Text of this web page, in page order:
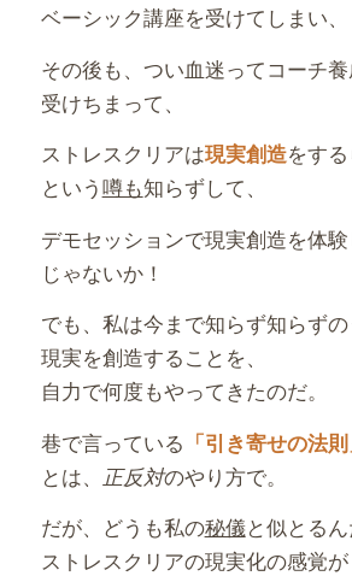
ベーシック講座を受けてしまい、
その後も、つい血迷ってコーチ
受けちまって、
ストレスクリアは現実創造をす
という噂も知らずして、
デモセッションで現実創造を体
じゃないか！
でも、私は今まで知らず知らず
現実を創造することを、
自力で何度もやってきたのだ。
巷で言っている 「引き寄せの法則
とは、 正反対のやり方で。
だが、どうも私の秘儀と似とるん
ストレスクリアの現実化の感覚が